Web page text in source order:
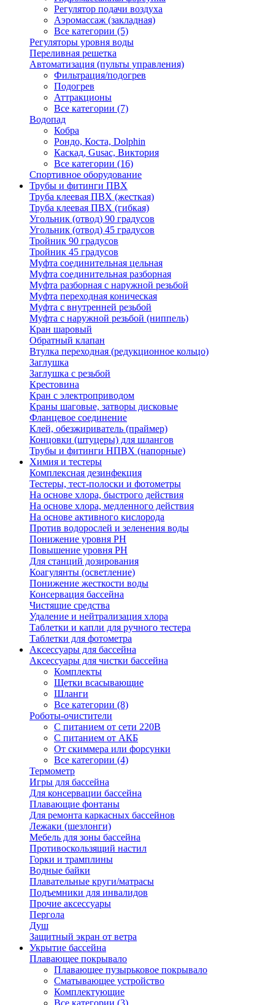
Регулятор подачи воздуха
Аэромассаж (закладная)
Все категории (5)
Регуляторы уровня воды
Переливная решетка
Автоматизация (пульты управления)
Фильтрация/подогрев
Подогрев
Аттракционы
Все категории (7)
Водопад
Кобра
Рондо, Коста, Dolphin
Каскад, Gusac, Виктория
Все категории (16)
Спортивное оборудование
Трубы и фитинги ПВХ
Труба клеевая ПВХ (жесткая)
Труба клеевая ПВХ (гибкая)
Угольник (отвод) 90 градусов
Угольник (отвод) 45 градусов
Тройник 90 градусов
Тройник 45 градусов
Муфта соединительная цельная
Муфта соединительная разборная
Муфта разборная с наружной резьбой
Муфта переходная коническая
Муфта с внутренней резьбой
Муфта с наружной резьбой (ниппель)
Кран шаровый
Обратный клапан
Втулка переходная (редукционное кольцо)
Заглушка
Заглушка с резьбой
Крестовина
Кран с электроприводом
Краны шаговые, затворы дисковые
Фланцевое соединение
Клей, обезжириватель (праймер)
Концовки (штуцеры) для шлангов
Трубы и фитинги НПВХ (напорные)
Химия и тестеры
Комплексная дезинфекция
Тестеры, тест-полоски и фотометры
На основе хлора, быстрого действия
На основе хлора, медленного действия
На основе активного кислорода
Против водорослей и зеленения воды
Понижение уровня РН
Повышение уровня РН
Для станций дозирования
Коагулянты (осветление)
Понижение жесткости воды
Консервация бассейна
Чистящие средства
Удаление и нейтрализация хлора
Таблетки и капли для ручного тестера
Таблетки для фотометра
Аксессуары для бассейна
Аксессуары для чистки бассейна
Комплекты
Щетки всасывающие
Шланги
Все категории (8)
Роботы-очистители
С питанием от сети 220В
С питанием от АКБ
От скиммера или форсунки
Все категории (4)
Термометр
Игры для бассейна
Для консервации бассейна
Плавающие фонтаны
Для ремонта каркасных бассейнов
Лежаки (шезлонги)
Мебель для зоны бассейна
Противоскользящий настил
Горки и трамплины
Водные байки
Плавательные круги/матрасы
Подъемники для инвалидов
Прочие аксессуары
Пергола
Душ
Защитный экран от ветра
Укрытие бассейна
Плавающее покрывало
Плавающее пузырьковое покрывало
Сматывающее устройство
Комплектующие
Все категории (3)